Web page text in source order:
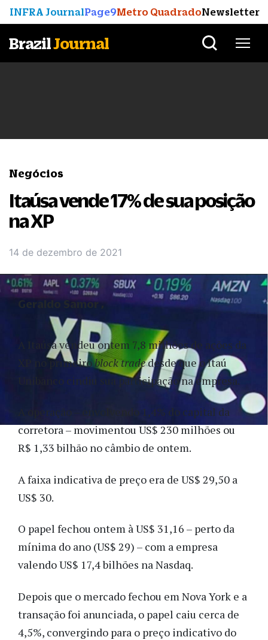
INFRA JournalPage9Metro QuadradoNewsletter
BrazilJournal
Negócios
Itaúsa vende 17% de sua posição
na XP
14 de dezembro de 2021
A Itaúsa vendeu ontem 7,8 milhões de ações da
XP no primeiroblock tradedesde que o Itaú
Unibanco cindiu sua participação na empresa.
A operação – envolvendo 1,4% do capital da
corretora – movimentou US$ 230 milhões ou
R$ 1,33 bilhão no câmbio de ontem.
A faixa indicativa de preço era de US$ 29,50 a
US$ 30.
O papel fechou ontem à US$ 31,16 – perto da
mínima do ano (US$ 29) – com a empresa
valendo US$ 17,4 bilhões na Nasdaq.
Depois que o mercado fechou em Nova York e a
transação foi anunciada, o papel caiu cerca de
4,5%, convergindo para o preço indicativo do
Geraldo Samor